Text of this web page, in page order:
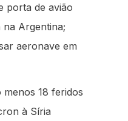
porta de avião
Argentina;
aeronave em
menos 18 feridos
à Síria